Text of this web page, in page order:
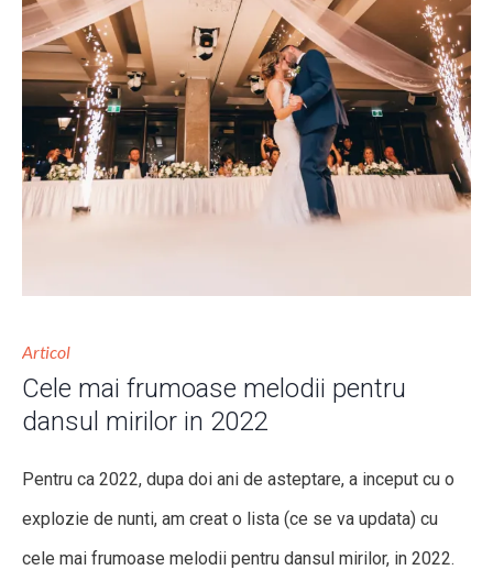
Articol
Cele mai frumoase melodii pentru
dansul mirilor in 2022
Pentru ca 2022, dupa doi ani de asteptare, a inceput cu o
explozie de nunti, am creat o lista (ce se va updata) cu
cele mai frumoase melodii pentru dansul mirilor, in 2022.